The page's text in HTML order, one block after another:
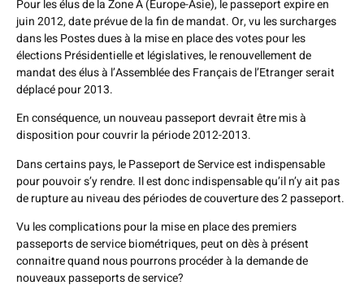
Pour les élus de la Zone A (Europe-Asie), le passeport expire en
juin 2012, date prévue de la fin de mandat. Or, vu les surcharges
dans les Postes dues à la mise en place des votes pour les
élections Présidentielle et législatives, le renouvellement de
mandat des élus à l’Assemblée des Français de l’Etranger serait
déplacé pour 2013.
En conséquence, un nouveau passeport devrait être mis à
disposition pour couvrir la période 2012-2013.
Dans certains pays, le Passeport de Service est indispensable
pour pouvoir s’y rendre. Il est donc indispensable qu’il n’y ait pas
de rupture au niveau des périodes de couverture des 2 passeport.
Vu les complications pour la mise en place des premiers
passeports de service biométriques, peut on dès à présent
connaitre quand nous pourrons procéder à la demande de
nouveaux passeports de service?